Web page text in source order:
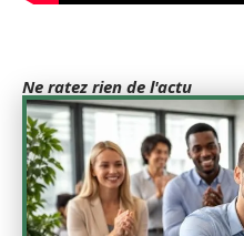
Ne ratez rien de l'actu